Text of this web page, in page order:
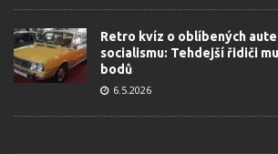
Retro kvíz o oblíbených
socialismu: Tehdejší řidiči
bodů
6.5.2026